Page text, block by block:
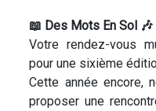
📖 Des Mots En Sol 🎶
Votre rendez-vous
pour une sixième
Cette année encore,
proposer une